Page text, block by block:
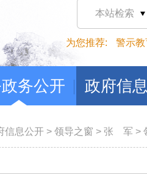
本站检索
为您推荐: 警示教
务公开 政府信
信息公开 > 领导之窗 > 张 军 >